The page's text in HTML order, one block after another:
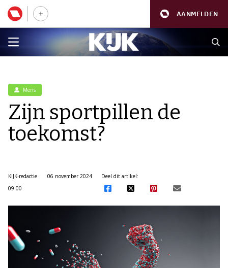
AANMELDEN
Mens
Zijn sportpillen de
toekomst?
KIJK-redactie
06 november 2024
09:00
Deel dit artikel: